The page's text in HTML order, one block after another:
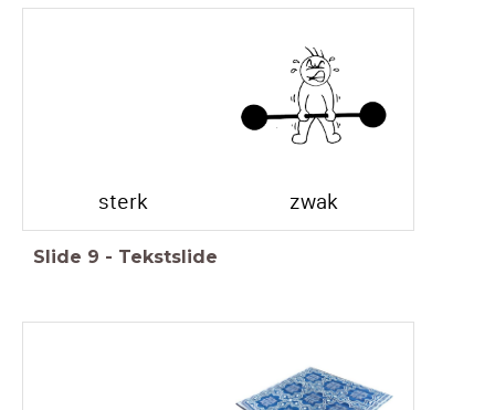
sterk zwak
Slide 9 - Tekstslide